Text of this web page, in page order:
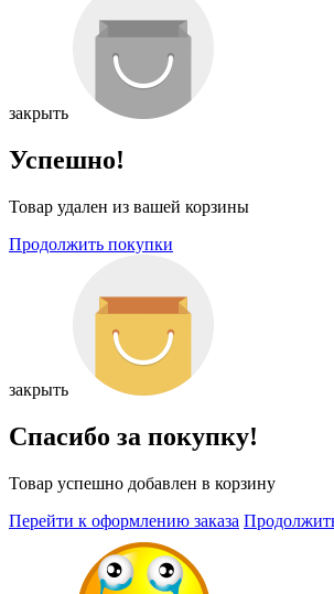
закрыть
Успешно!
Товар удален из вашей корзины
Продолжить покупки
закрыть
Спасибо за покупку!
Товар успешно добавлен в корзину
Перейти к оформлению заказа